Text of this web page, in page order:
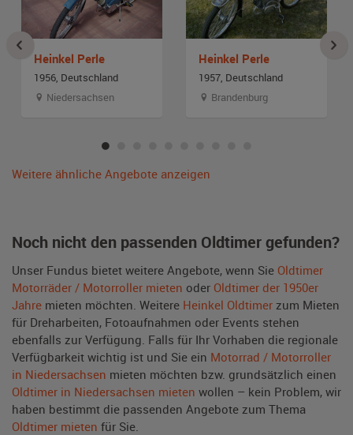
Heinkel Perle
1956, Deutschland
Niedersachsen
Heinkel Perle
1957, Deutschland
Brandenburg
Weitere ähnliche Angebote anzeigen
Noch nicht den passenden Oldtimer gefunden?
Unser Fundus bietet weitere Angebote, wenn Sie Oldtimer
Motorräder / Motorroller mieten oder Oldtimer der 1950er
Jahre mieten möchten. Weitere Heinkel Oldtimer zum Mieten
für Dreharbeiten, Fotoaufnahmen oder Events stehen
ebenfalls zur Verfügung. Falls für Ihr Vorhaben die regionale
Verfügbarkeit wichtig ist und Sie ein Motorrad / Motorroller
in Niedersachsen mieten möchten bzw. grundsätzlich einen
Oldtimer in Niedersachsen mieten wollen – kein Problem, wir
haben bestimmt die passenden Angebote zum Thema
Oldtimer mieten für Sie.